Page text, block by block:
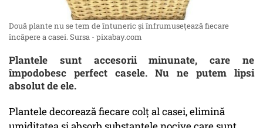
Două plante nu se tem de întuneric și înfrumusețează fiecare
încăpere a casei. Sursa - pixabay.com
Plantele sunt accesorii minunate, care ne
împodobesc perfect casele. Nu ne putem lipsi
absolut de ele.
Plantele decorează fiecare colț al casei, elimină